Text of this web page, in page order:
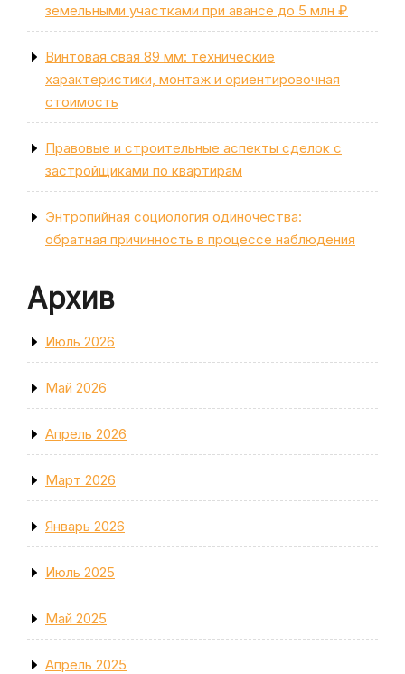
земельными участками при авансе до 5 млн ₽
Винтовая свая 89 мм: технические
характеристики, монтаж и ориентировочная
стоимость
Правовые и строительные аспекты сделок с
застройщиками по квартирам
Энтропийная социология одиночества:
обратная причинность в процессе наблюдения
Архив
Июль 2026
Май 2026
Апрель 2026
Март 2026
Январь 2026
Июль 2025
Май 2025
Апрель 2025